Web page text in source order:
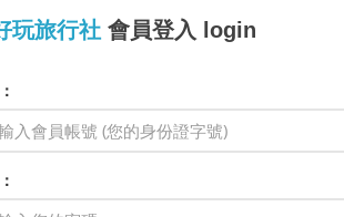
玩旅行社會員登入 login